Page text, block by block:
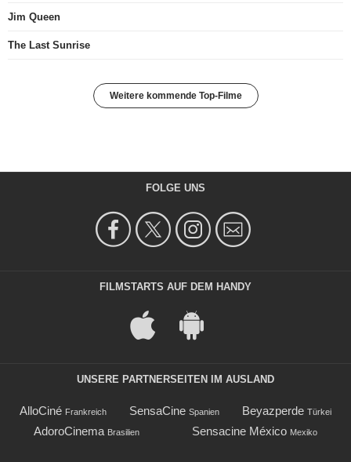
Jim Queen
The Last Sunrise
Weitere kommende Top-Filme
FOLGE UNS
FILMSTARTS AUF DEM HANDY
UNSERE PARTNERSEITEN IM AUSLAND
AlloCiné Frankreich SensaCine Spanien Beyazperde Türkei
AdoroCinema Brasilien Sensacine México Mexiko